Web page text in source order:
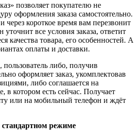
позволяет покупателю не
оформления заказа самостоятельно.
через короткое время вам перезвонит
все условия заказа, ответит
качества товара, его особенностей. А
оплаты и доставки.
пользователь либо, получив
оформляет заказ, укомплектовав
либо соглашается на
в котором есть сейчас. Получает
или на мобильный телефон и ждёт
режиме